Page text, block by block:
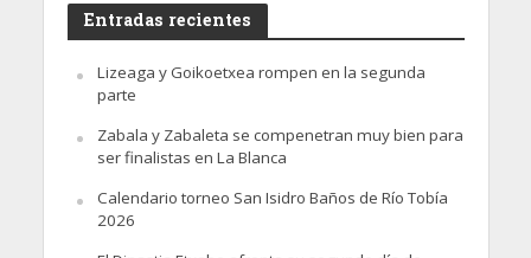
Entradas recientes
Lizeaga y Goikoetxea rompen en la segunda
parte
Zabala y Zabaleta se compenetran muy bien para
ser finalistas en La Blanca
Calendario torneo San Isidro Baños de Río Tobía
2026